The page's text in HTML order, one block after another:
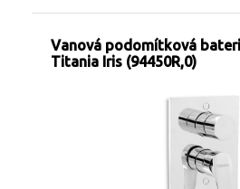
Vanová podomítková
Titania Iris (94450R,0)